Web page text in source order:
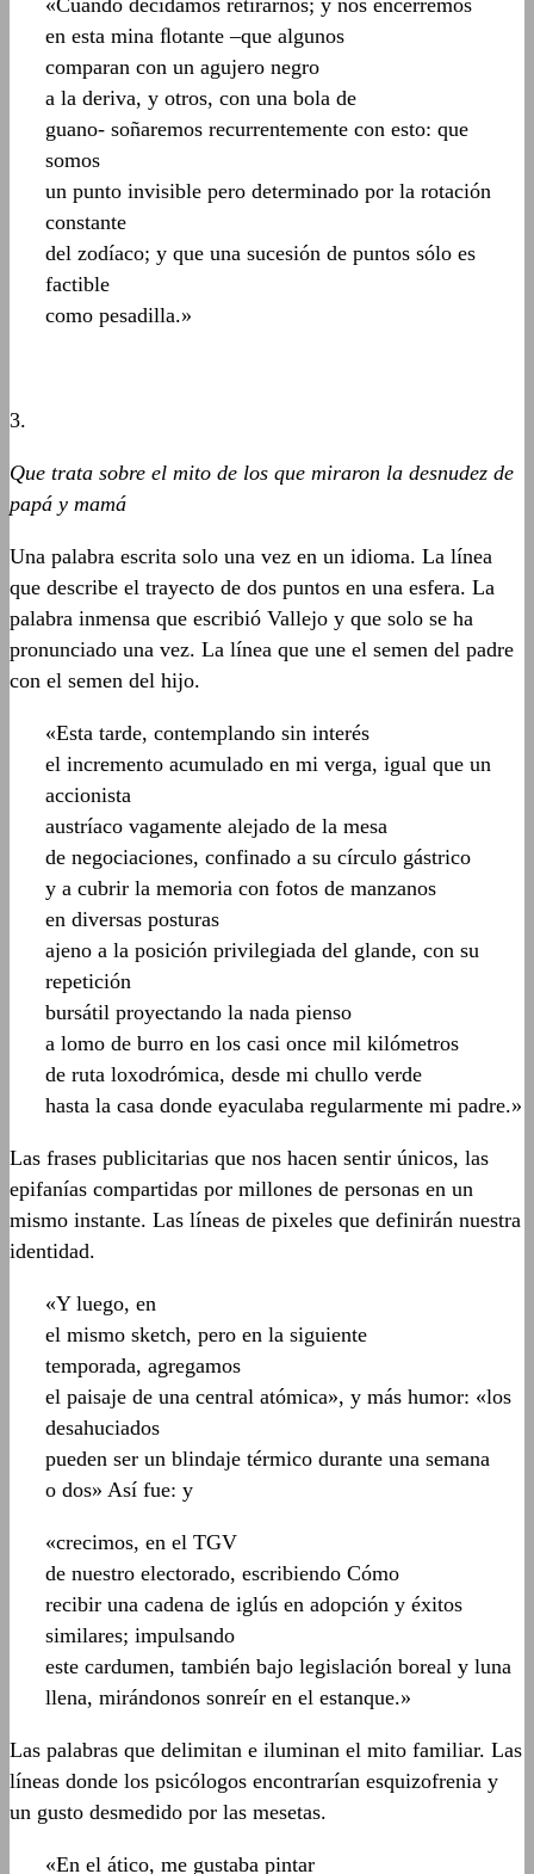
«Cuando decidamos retirarnos; y nos encerremos
en esta mina ﬂotante –que algunos
comparan con un agujero negro
a la deriva, y otros, con una bola de
guano- soñaremos recurrentemente con esto: que
somos
un punto invisible pero determinado por la rotación
constante
del zodíaco; y que una sucesión de puntos sólo es
factible
como pesadilla.»
3.
Que trata sobre el mito de los que miraron la desnudez de
papá y mamá
Una palabra escrita solo una vez en un idioma. La línea
que describe el trayecto de dos puntos en una esfera. La
palabra inmensa que escribió Vallejo y que solo se ha
pronunciado una vez. La línea que une el semen del padre
con el semen del hijo.
«Esta tarde, contemplando sin interés
el incremento acumulado en mi verga, igual que un
accionista
austríaco vagamente alejado de la mesa
de negociaciones, confinado a su círculo gástrico
y a cubrir la memoria con fotos de manzanos
en diversas posturas
ajeno a la posición privilegiada del glande, con su
repetición
bursátil proyectando la nada pienso
a lomo de burro en los casi once mil kilómetros
de ruta loxodrómica, desde mi chullo verde
hasta la casa donde eyaculaba regularmente mi padre.»
Las frases publicitarias que nos hacen sentir únicos, las
epifanías compartidas por millones de personas en un
mismo instante. Las líneas de pixeles que definirán nuestra
identidad.
«Y luego, en
el mismo sketch, pero en la siguiente
temporada, agregamos
el paisaje de una central atómica», y más humor: «los
desahuciados
pueden ser un blindaje térmico durante una semana
o dos» Así fue: y
«crecimos, en el TGV
de nuestro electorado, escribiendo Cómo
recibir una cadena de iglús en adopción y éxitos
similares; impulsando
este cardumen, también bajo legislación boreal y luna
llena, mirándonos sonreír en el estanque.»
Las palabras que delimitan e iluminan el mito familiar. Las
líneas donde los psicólogos encontrarían esquizofrenia y
un gusto desmedido por las mesetas.
«En el ático, me gustaba pintar